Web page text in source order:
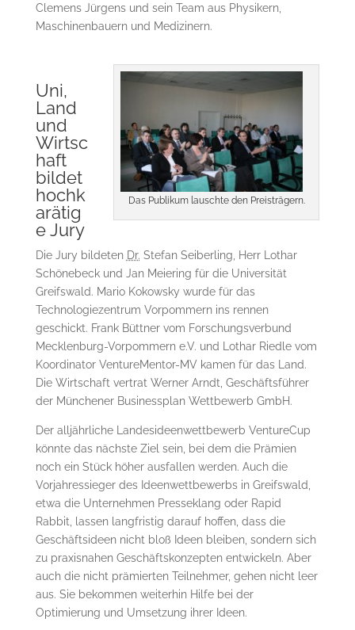
Clemens Jürgens und sein Team aus Physikern,
Maschinenbauern und Medizinern.
Das Publikum lauschte den Preisträgern.
Uni,
Land
und
Wirtsc
haft
bildet
hochk
arätig
e Jury
Die Jury bildeten Dr. Stefan Seiberling, Herr Lothar
Schönebeck und Jan Meiering für die Universität
Greifswald. Mario Kokowsky wurde für das
Technologiezentrum Vorpommern ins rennen
geschickt. Frank Büttner vom Forschungsverbund
Mecklenburg-Vorpommern e.V. und Lothar Riedle vom
Koordinator VentureMentor-MV kamen für das Land.
Die Wirtschaft vertrat Werner Arndt, Geschäftsführer
der Münchener Businessplan Wettbewerb GmbH.
Der alljährliche Landesideenwettbewerb VentureCup
könnte das nächste Ziel sein, bei dem die Prämien
noch ein Stück höher ausfallen werden. Auch die
Vorjahressieger des Ideenwettbewerbs in Greifswald,
etwa die Unternehmen Presseklang oder Rapid
Rabbit, lassen langfristig darauf hoffen, dass die
Geschäftsideen nicht bloß Ideen bleiben, sondern sich
zu praxisnahen Geschäftskonzepten entwickeln. Aber
auch die nicht prämierten Teilnehmer, gehen nicht leer
aus. Sie bekommen weiterhin Hilfe bei der
Optimierung und Umsetzung ihrer Ideen.